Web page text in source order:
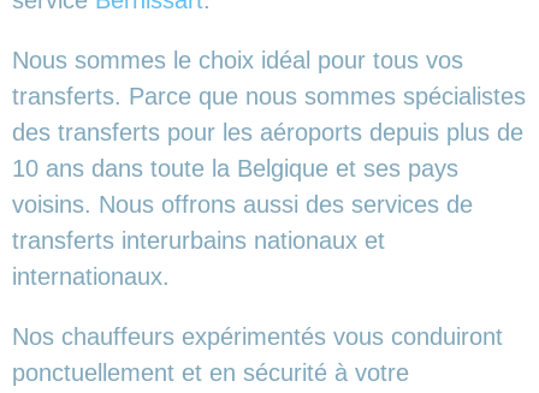
Nous sommes le choix idéal pour tous vos
transferts. Parce que nous sommes spécialistes
des transferts pour les aéroports depuis plus de
10 ans dans toute la Belgique et ses pays
voisins. Nous offrons aussi des services de
transferts interurbains nationaux et
internationaux.
Nos chauffeurs expérimentés vous conduiront
ponctuellement et en sécurité à votre